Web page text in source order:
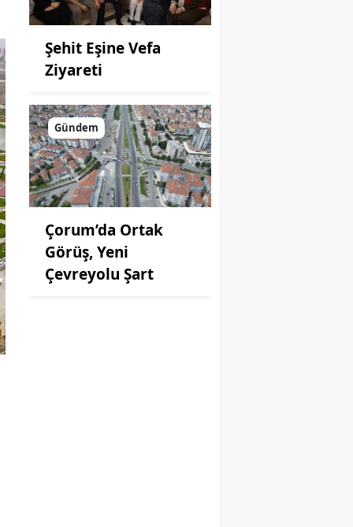
Şehit Eşine Vefa
Ziyareti
Gündem
Çorum’da Ortak
Görüş, Yeni
Çevreyolu Şart